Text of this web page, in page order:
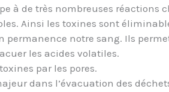
à de très nombreuses
Ainsi les toxines sont
notre sang. Ils
les acides volatiles.
par les pores.
dans l’évacuation des